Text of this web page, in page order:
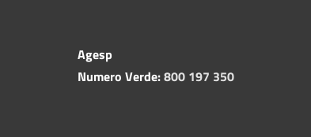
Agesp
Numero Verde:800 197 350